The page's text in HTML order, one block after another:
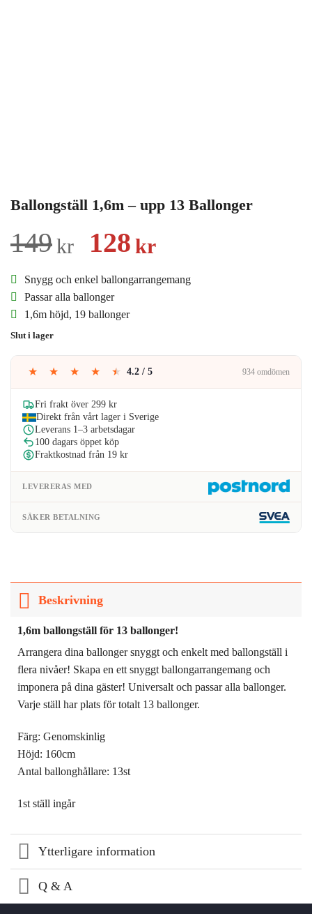
Ballongställ 1,6m – upp 13 Ballonger
149kr
Det
ursprungliga
priset
var:
128 krDet
nuvarande
Snygg och enkel ballongarrangemang
Passar alla ballonger
1,6m höjd, 19 ballonger
Slut i lager
★ ★ ★ ★ ★ 4.2 / 5 934 omdömen
Fri frakt över 299 kr
Direkt från vårt lager i Sverige
Leverans 1–3 arbetsdagar
100 dagars öppet köp
Fraktkostnad från 19 kr
LEVERERAS MED
SÄKER BETALNING
Beskrivning
1,6m ballongställ för 13 ballonger!
Arrangera dina ballonger snyggt och enkelt med ballongställ i
flera nivåer! Skapa en ett snyggt ballongarrangemang och
imponera på dina gäster! Universalt och passar alla ballonger.
Varje ställ har plats för totalt 13 ballonger.
Färg: Genomskinlig
Höjd: 160cm
Antal ballonghållare: 13st
1st ställ ingår
Ytterligare information
Q & A